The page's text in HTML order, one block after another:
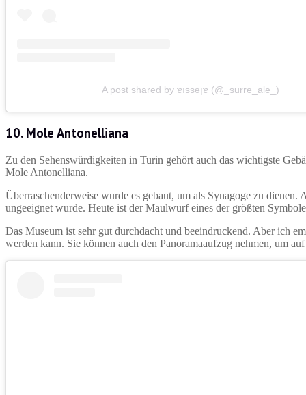
A post shared by ɐıssǝןɐ (@_surre_ale_)
10. Mole Antonelliana
Zu den Sehenswürdigkeiten in Turin gehört auch das wichtigste
Mole Antonelliana.
Überraschenderweise wurde es gebaut, um als Synagoge zu
ungeeignet wurde. Heute ist der Maulwurf eines der größten
Das Museum ist sehr gut durchdacht und beeindruckend. Aber ich
werden kann. Sie können auch den Panoramaaufzug nehmen, um